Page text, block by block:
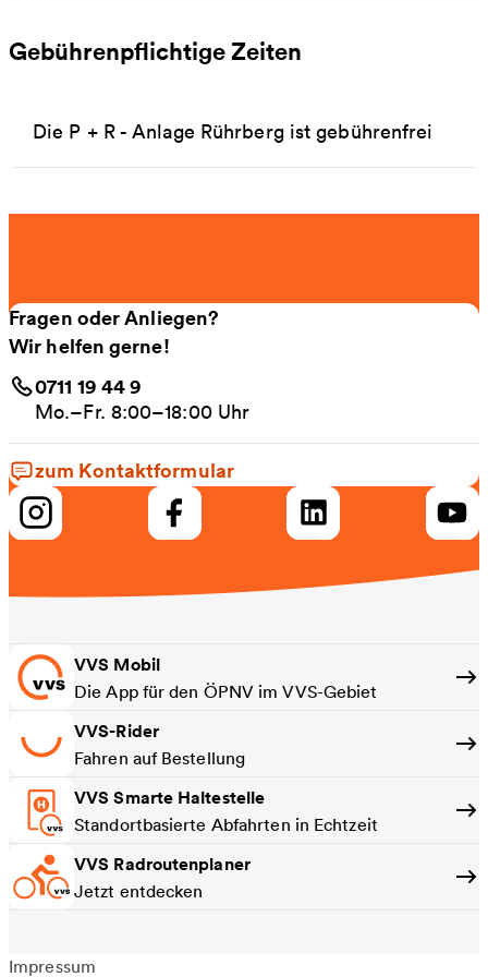
Gebührenpflichtige Zeiten
Die P + R - Anlage Rührberg ist gebührenfrei
Fragen oder Anliegen?
Wir helfen gerne!
0711 19 44 9
Mo.–Fr. 8:00–18:00 Uhr
zum Kontaktformular
VVS Mobil
Die App für den ÖPNV im VVS-Gebiet
VVS-Rider
Fahren auf Bestellung
VVS Smarte Haltestelle
Standortbasierte Abfahrten in Echtzeit
VVS Radroutenplaner
Jetzt entdecken
Impressum